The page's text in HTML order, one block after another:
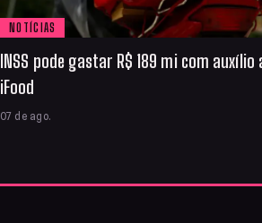
NOTÍCIAS
INSS pode gastar R$ 189 mi com
iFood
07 de ago.